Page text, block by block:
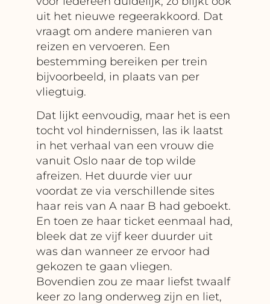
uit het nieuwe regeerakkoord. Dat
vraagt om andere manieren van
reizen en vervoeren. Een
bestemming bereiken per trein
bijvoorbeeld, in plaats van per
vliegtuig.
Dat lijkt eenvoudig, maar het is een
tocht vol hindernissen, las ik laatst
in het verhaal van een vrouw die
vanuit Oslo naar de top wilde
afreizen. Het duurde vier uur
voordat ze via verschillende sites
haar reis van A naar B had geboekt.
En toen ze haar ticket eenmaal had,
bleek dat ze vijf keer duurder uit
was dan wanneer ze ervoor had
gekozen te gaan vliegen.
Bovendien zou ze maar liefst twaalf
keer zo lang onderweg zijn en liet,